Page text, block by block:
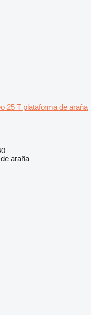
25 T plataforma de araña
araña